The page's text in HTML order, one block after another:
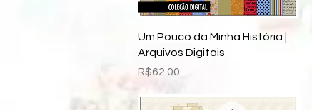
Quick View
Um Pouco da Minha História |
Arquivos Digitais
Price
R$62.00